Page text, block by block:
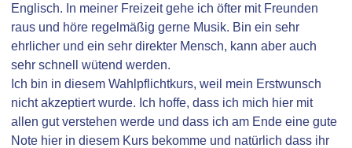
Englisch. In meiner Freizeit gehe ich öfter mit Freunden
raus und höre regelmäßig gerne Musik. Bin ein sehr
ehrlicher und ein sehr direkter Mensch, kann aber auch
sehr schnell wütend werden.
Ich bin in diesem Wahlpflichtkurs, weil mein Erstwunsch
nicht akzeptiert wurde. Ich hoffe, dass ich mich hier mit
allen gut verstehen werde und dass ich am Ende eine gute
Note hier in diesem Kurs bekomme und natürlich dass ihr